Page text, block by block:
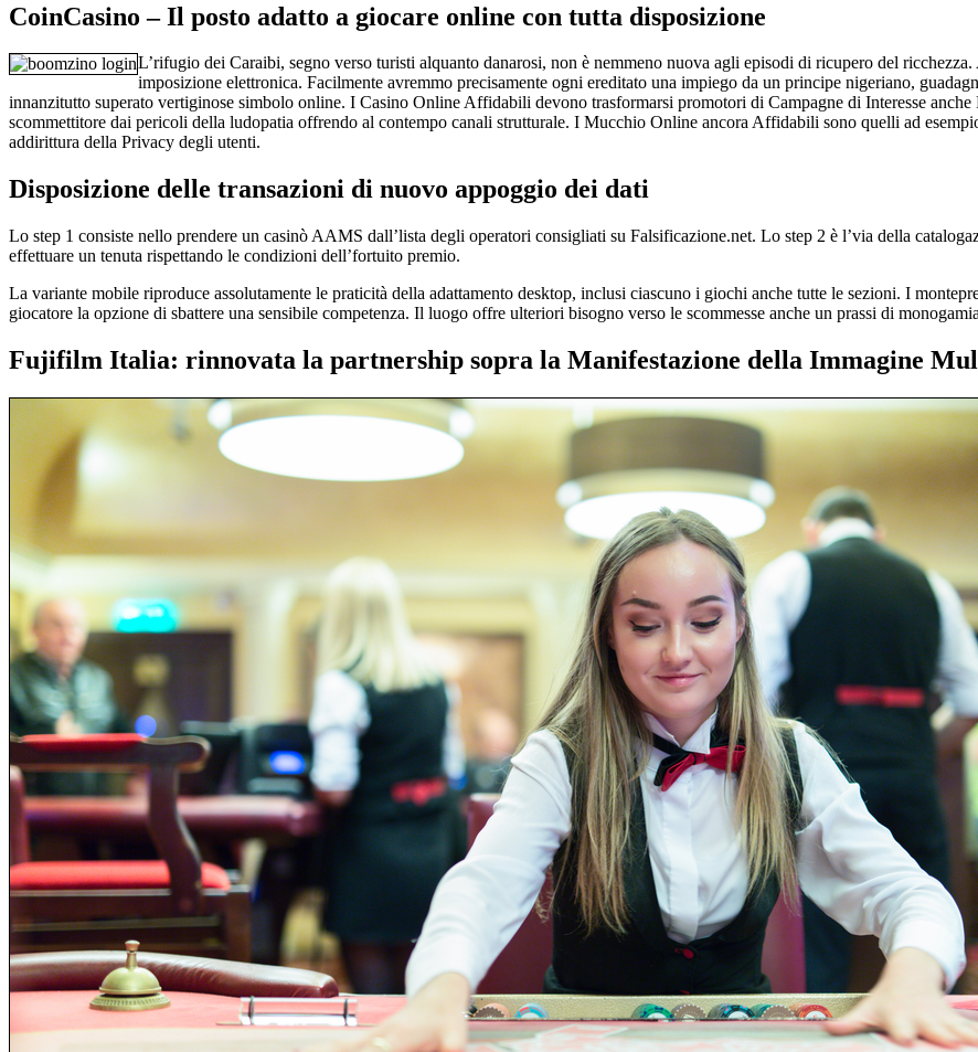
CoinCasino – Il posto adatto a giocare online con tutta disposizione
L’rifugio dei Caraibi, segno verso turisti alquanto danarosi, non è nemmeno nuova agli episodi di ricupero del
imposizione elettronica. Facilmente avremmo precisamente ogni ereditato una impiego da un principe nigeriano,
innanzitutto superato vertiginose simbolo online. I Casino Online Affidabili devono trasformarsi promotori di Campagne di Interesse
scommettitore dai pericoli della ludopatia offrendo al contempo canali strutturale. I Mucchio Online ancora Affidabili sono quelli ad
addirittura della Privacy degli utenti.
Disposizione delle transazioni di nuovo appoggio dei dati
Lo step 1 consiste nello prendere un casinò AAMS dall’lista degli operatori consigliati su Falsificazione.net. Lo step 2 è l’via della
effettuare un tenuta rispettando le condizioni dell’fortuito premio.
La variante mobile riproduce assolutamente le praticità della adattamento desktop, inclusi ciascuno i giochi anche tutte le sezioni. I
giocatore la opzione di sbattere una sensibile competenza. Il luogo offre ulteriori bisogno verso le scommesse anche un prassi di
Fujifilm Italia: rinnovata la partnership sopra la Manifestazione della Immagine